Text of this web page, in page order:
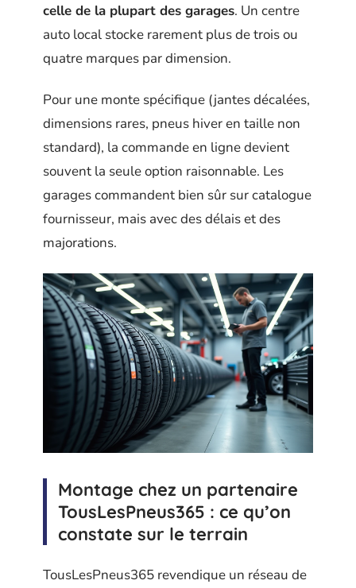
celle de la plupart des garages. Un centre
auto local stocke rarement plus de trois ou
quatre marques par dimension.
Pour une monte spécifique (jantes décalées,
dimensions rares, pneus hiver en taille non
standard), la commande en ligne devient
souvent la seule option raisonnable. Les
garages commandent bien sûr sur catalogue
fournisseur, mais avec des délais et des
majorations.
Montage chez un partenaire
TousLesPneus365 : ce qu’on
constate sur le terrain
TousLesPneus365 revendique un réseau de